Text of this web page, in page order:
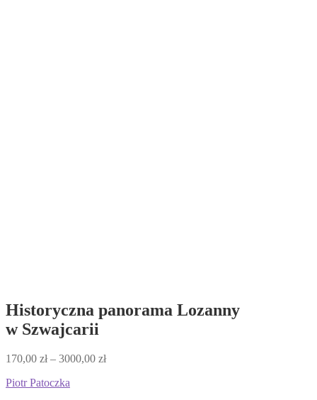
Historyczna panorama Lozanny
w Szwajcarii
170,00 zł – 3000,00 złZakres
Piotr Patoczka